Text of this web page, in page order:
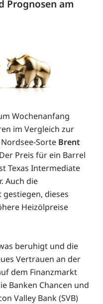
Prognosen am
Wochenanfang
im Vergleich zur
Sorte Brent
Preis für ein Barrel
Texas Intermediate
Auch die
dieses
Heizölpreise
beruhigt und die
Vertrauen an der
dem Finanzmarkt
Banken Chancen und
Valley Bank (SVB)